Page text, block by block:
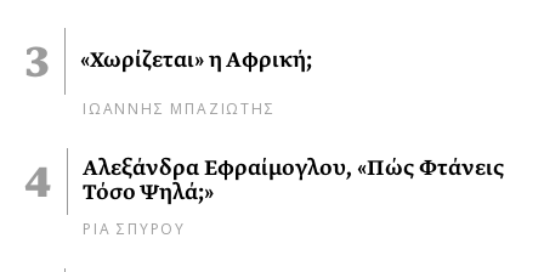
«Χωρίζεται» η Αφρική;
ΙΩΑΝΝΗΣ ΜΠΑΖΙΩΤΗΣ
Αλεξάνδρα Εφραίμογλου, «Πώς Φτάνεις
Τόσο Ψηλά;»
ΡΙΑ ΣΠΥΡΟΥ